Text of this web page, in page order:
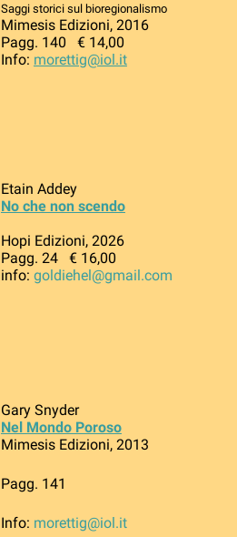
Saggi storici sul bioregionalismo
Mimesis Edizioni, 2016
Pagg. 140 € 14,00
Info: morettig@iol.it
Etain Addey
No che non scendo
Hopi Edizioni, 2026
Pagg. 24 € 16,00
info: goldiehel@gmail.com
Gary Snyder
Nel Mondo Poroso
Mimesis Edizioni, 2013
Pagg. 141
Info: morettig@iol.it